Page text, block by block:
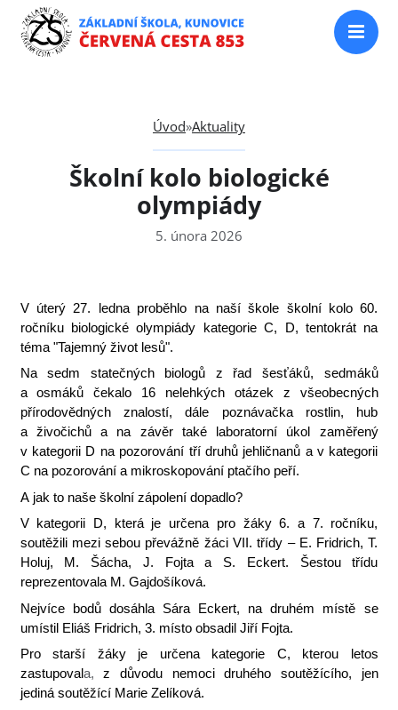
Úvod»Aktuality
Školní kolo biologické
olympiády
5. února 2026
V úterý 27. ledna proběhlo na naší škole školní kolo 60.
ročníku biologické olympiády kategorie C, D, tentokrát na
téma "Tajemný život lesů".
Na sedm statečných biologů z řad šesťáků, sedmáků
a osmáků čekalo 16 nelehkých otázek z všeobecných
přírodovědných znalostí, dále poznávačka rostlin, hub
a živočichů a na závěr také laboratorní úkol zaměřený
v kategorii D na pozorování tří druhů jehličnanů a v kategorii
C na pozorování a mikroskopování ptačího peří.
A jak to naše školní zápolení dopadlo?
V kategorii D, která je určena pro žáky 6. a 7. ročníku,
soutěžili mezi sebou převážně žáci VII. třídy – E. Fridrich, T.
Holuj, M. Šácha, J. Fojta a S. Eckert. Šestou třídu
reprezentovala M. Gajdošíková.
Nejvíce bodů dosáhla Sára Eckert, na druhém místě se
umístil Eliáš Fridrich, 3. místo obsadil Jiří Fojta.
Pro starší žáky je určena kategorie C, kterou letos
zastupovala, z důvodu nemoci druhého soutěžícího, jen
jediná soutěžící Marie Zelíková.